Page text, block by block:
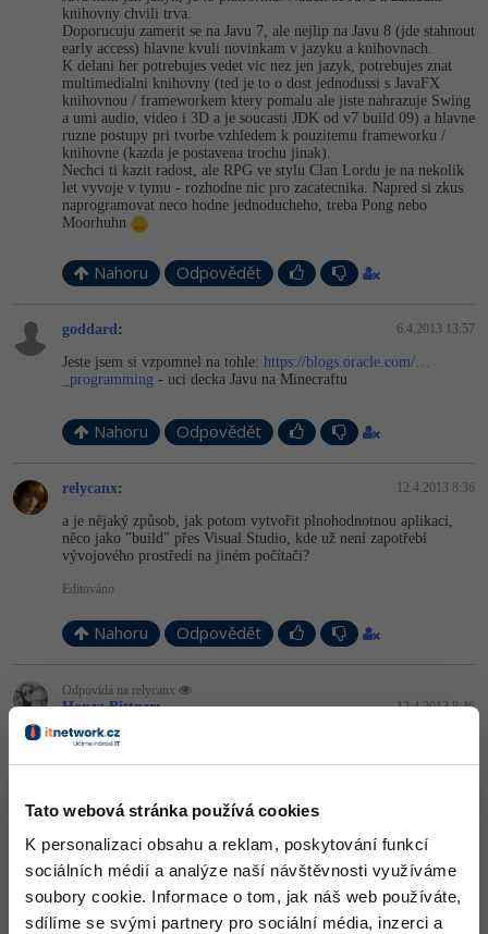
Tato webová stránka používá cookies
K personalizaci obsahu a reklam, poskytování funkcí
sociálních médií a analýze naší návštěvnosti využíváme
soubory cookie. Informace o tom, jak náš web používáte,
sdílíme se svými partnery pro sociální média, inzerci a
knihovny chvili trva.
Doporucuju zamerit se na Javu 7, ale nejlip na Javu 8 (jde stahnout
early access) hlavne kvuli novinkam v jazyku a knihovnach.
K delani her potrebujes vedet vic nez jen jazyk, potrebujes znat
multimedialni knihovny (ted je to o dost jednodussi s JavaFX
knihovnou / frameworkem ktery pomalu ale jiste nahrazuje Swing
a umi audio, video i 3D a je soucasti JDK od v7 build 09) a hlavne
ruzne postupy pri tvorbe vzhledem k pouzitemu frameworku /
knihovne (kazda je postavena trochu jinak).
Nechci ti kazit radost, ale RPG ve stylu Clan Lordu je na nekolik
let vyvoje v tymu - rozhodne nic pro zacatecnika. Napred si zkus
naprogramovat neco hodne jednoducheho, treba Pong nebo
Moorhuhn
Nahoru Odpovědět
goddard : 6.4.2013 13:57
Jeste jsem si vzpomnel na tohle: https://blogs.oracle.com/…
_programming - uci decka Javu na Minecraftu
Nahoru Odpovědět
relycanx: 12.4.2013 8:36
a je nějaký způsob, jak potom vytvořit plnohodnotnou aplikaci,
něco jako "build" přes Visual Studio, kde už není zapotřebí
vývojového prostředí na jiném počítači?
Editováno
Nahoru Odpovědět
Odpovídá na relycanx
Honza Bittner: 12.4.2013 8:46
Když vytvoříš aplikaci v čemkoli tak na druhém PC nikdy
Odpovídá na Honza Bittner
relycanx: 12.4.2013 8:54
To jsi mi ale neřekl nic nového. Já potřebuji způsob, jak v
NetBeans tu aplikaci vytvořit.